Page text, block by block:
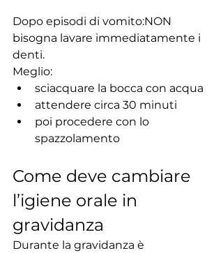
Dopo episodi di vomito:NON
bisogna lavare immediatamente i
denti.
Meglio:
sciacquare la bocca con acqua
attendere circa 30 minuti
poi procedere con lo
spazzolamento
Come deve cambiare
l’igiene orale in
gravidanza
Durante la gravidanza è